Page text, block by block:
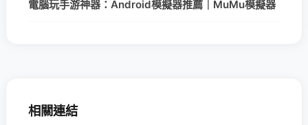
電腦玩手游神器：Android模擬器推薦｜MuMu模擬器
相關連結